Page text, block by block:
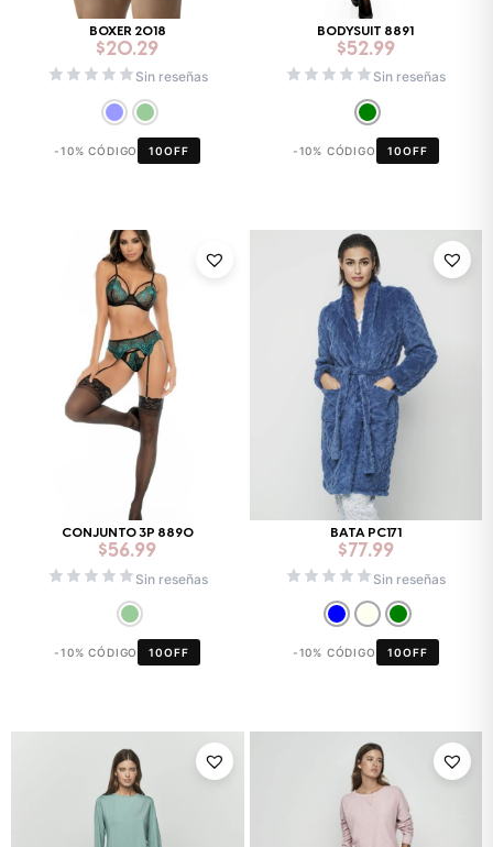
BOXER 2018
$20.29
Sin reseñas
-10% CÓDIGO 10OFF
BODYSUIT 8891
$52.99
Sin reseñas
-10% CÓDIGO 10OFF
CONJUNTO 3P 8890
$56.99
Sin reseñas
-10% CÓDIGO 10OFF
BATA PC171
$77.99
Sin reseñas
-10% CÓDIGO 10OFF